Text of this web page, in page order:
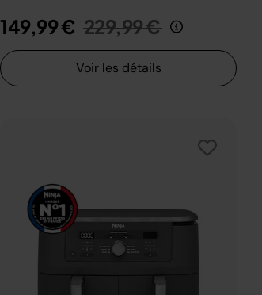
149,99 € Prix réduit de
229,99 €au
Voir les détails